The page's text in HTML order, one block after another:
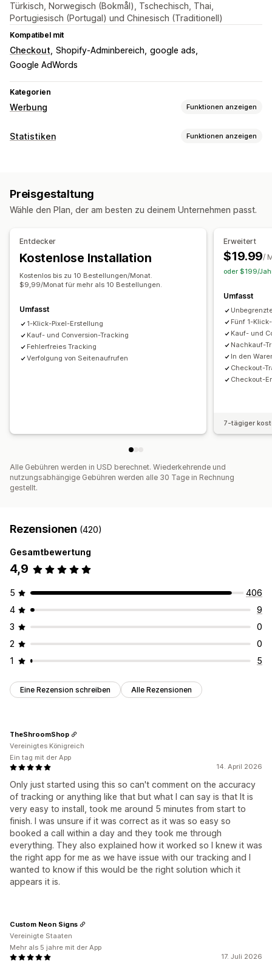
Türkisch, Norwegisch (Bokmål), Tschechisch, Thai,
Portugiesisch (Portugal) und Chinesisch (Traditionell)
Kompatibel mit
Checkout Shopify-Adminbereich google ads
Google AdWords
Kategorien
Werbung Funktionen anzeigen
Targeting
Website
Pixel-Verwaltung
Leistungsanalyse
Conversion-Tracking
Statistiken Funktionen anzeigen
Marketing und Vertrieb
Bildmaterial und Berichte
Analyse-Dashboard Benutzerdefinierte Dashboards
Benutzerdefinierte Berichte
Preisgestaltung
Wähle den Plan, der am besten zu deinem Unternehmen passt.
Entdecker
Kostenlose Installation
Kostenlos bis zu 10 Bestellungen/Monat.
$9,99/Monat für mehr als 10 Bestellungen.
Umfasst
1-Klick-Pixel-Erstellung
Kauf- und Conversion-Tracking
Fehlerfreies Tracking
Verfolgung von Seitenaufrufen
Erweitert
$19.99/
oder $199/
Umfasst
Fünf 1-
Kauf- und
Nachkauf-
In den
Checkout-
Checkout-
7-tägiger
Alle Gebühren werden in USD berechnet. Wiederkehrende und
nutzungsabhängige Gebühren werden alle 30 Tage in Rechnung
gestellt.
Rezensionen (420)
Gesamtbewertung
4,9
5
406
4
9
3
0
2
0
1
5
Eine Rezension schreiben Alle Rezensionen
14. April 2026
Only just started using this so can't comment on the accuracy
of tracking or anything like that but what I can say is that It is
very easy to install, took me around 5 minutes from start to
finish. I was unsure if it was correct as it was so easy so
booked a call within a day and they took me through
everything. They also explained how it worked so I knew it was
the right app for me as we have issue with our tracking and I
wanted to know if this would be the right solution which it
appears it is.
TheShroomShop
Vereinigtes Königreich
Ein tag mit der App
17. Juli 2026
Custom Neon Signs
Vereinigte Staaten
Mehr als 5 jahre mit der App